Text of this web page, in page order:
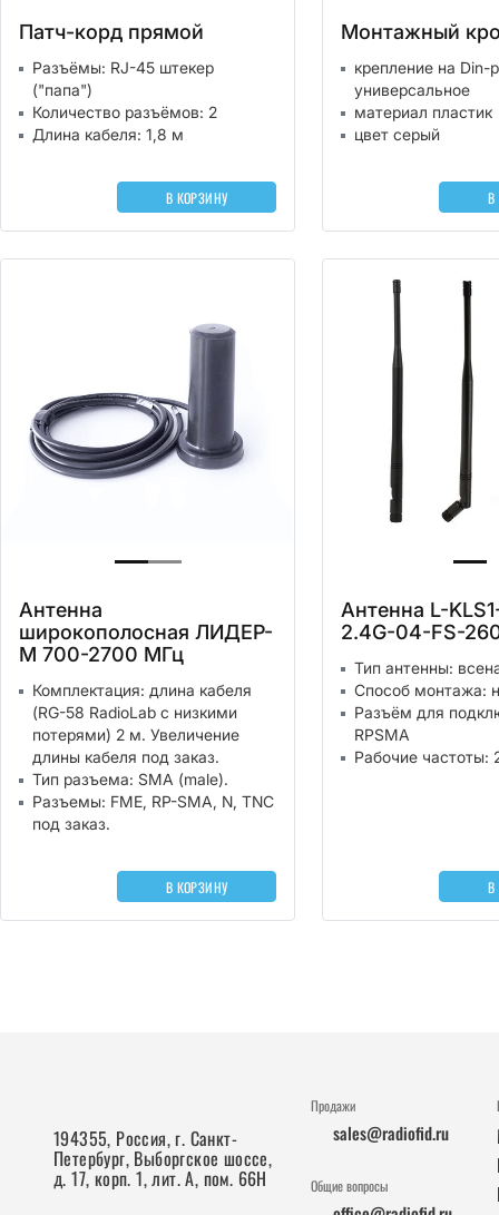
Патч-корд прямой
Разъёмы: RJ-45 штекер
("папа")
Количество разъёмов: 2
Длина кабеля: 1,8 м
В КОРЗИНУ
Монтажный
крепление на Din-
универсальное
материал пластик
цвет серый
В
Антенна
широкополосная ЛИДЕР-
М 700-2700 МГц
Комплектация: длина кабеля
(RG-58 RadioLab с низкими
потерями) 2 м. Увеличение
длины кабеля под заказ.
Тип разъема: SMA (male).
Разъемы: FME, RP-SMA, N, TNC
под заказ.
В КОРЗИНУ
Антенна L-
2.4G-04-FS-
Тип антенны:
Способ монтажа:
Разъём для
RPSMA
Рабочие частоты:
В
194355, Россия, г. Санкт-
Петербург, Выборгское шоссе,
д. 17, корп. 1, лит. А, пом. 66Н
Продажи
sales@radiofid.ru
Общие вопросы